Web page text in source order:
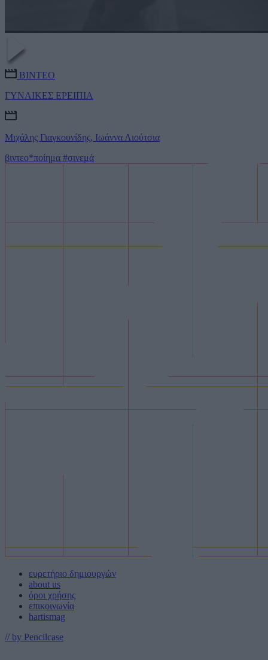
ΒΙΝΤΕΟ
ΓΥΝΑΙΚΕΣ ΕΡΕΙΠΙΑ
Μιχάλης Γιαγκουνίδης, Ιωάννα Λιούτσια
βιντεο*ποίημα #σινεμά
ευρετήριο δημιουργών
about us
όροι χρήσης
επικοινωνία
hartismag
// by Pencilcase